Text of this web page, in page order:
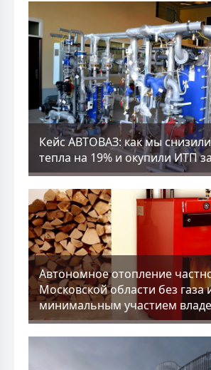
Кейс АВТОВАЗ: как мы
тепла на 19% и окупили ИТП
Aвтономное отопление
Московской области без газа
минимальным участием